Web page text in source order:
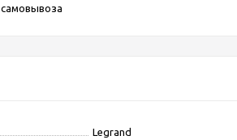
самовывоза
Legrand